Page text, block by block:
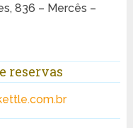
836 – Mercês –
reservas